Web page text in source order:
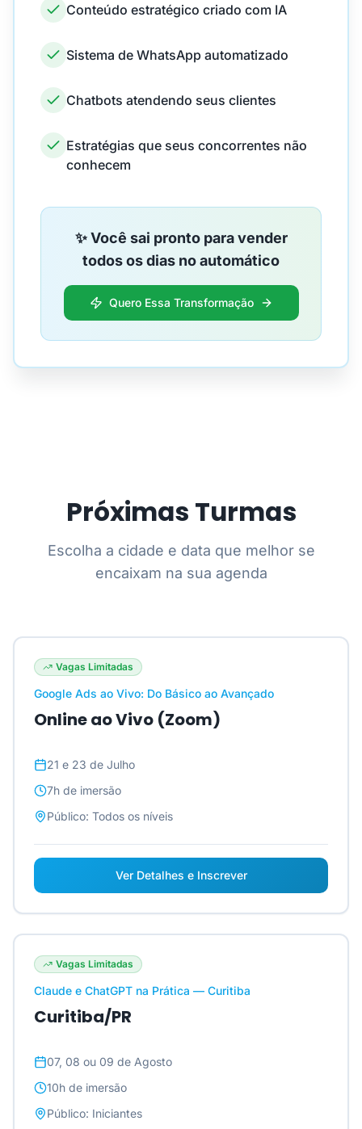
Conteúdo estratégico criado com IA
Sistema de WhatsApp automatizado
Chatbots atendendo seus clientes
Estratégias que seus concorrentes não
conhecem
✨ Você sai pronto para vender
todos os dias no automático
Quero Essa Transformação
Próximas Turmas
Escolha a cidade e data que melhor se
encaixam na sua agenda
Vagas Limitadas
Google Ads ao Vivo: Do Básico ao Avançado
Online ao Vivo (Zoom)
21 e 23 de Julho
7h de imersão
Público: Todos os níveis
Ver Detalhes e Inscrever
Vagas Limitadas
Claude e ChatGPT na Prática — Curitiba
Curitiba/PR
07, 08 ou 09 de Agosto
10h de imersão
Público: Iniciantes